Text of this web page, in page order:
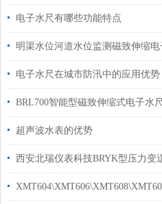
电子水尺有哪些功能特点
电子水尺在城市防汛中的应用优势
BRL700智能型磁致伸缩式电子水
超声波水表的优势